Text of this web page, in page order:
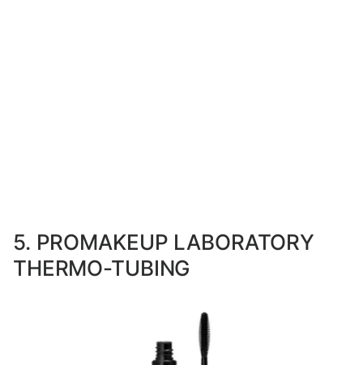
5. PROMAKEUP LABORATORY
THERMO-TUBING